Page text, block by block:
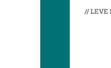
// LEVE